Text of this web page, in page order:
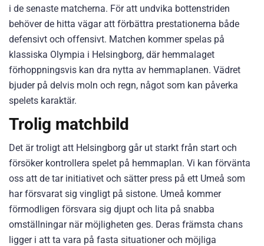
i de senaste matcherna. För att undvika bottenstriden
behöver de hitta vägar att förbättra prestationerna både
defensivt och offensivt. Matchen kommer spelas på
klassiska Olympia i Helsingborg, där hemmalaget
förhoppningsvis kan dra nytta av hemmaplanen. Vädret
bjuder på delvis moln och regn, något som kan påverka
spelets karaktär.
Trolig matchbild
Det är troligt att Helsingborg går ut starkt från start och
försöker kontrollera spelet på hemmaplan. Vi kan förvänta
oss att de tar initiativet och sätter press på ett Umeå som
har försvarat sig vingligt på sistone. Umeå kommer
förmodligen försvara sig djupt och lita på snabba
omställningar när möjligheten ges. Deras främsta chans
ligger i att ta vara på fasta situationer och möjliga